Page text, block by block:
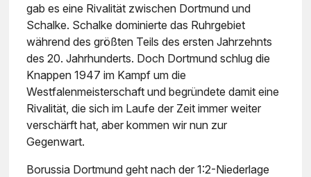
gab es eine Rivalität zwischen Dortmund und
Schalke. Schalke dominierte das Ruhrgebiet
während des größten Teils des ersten Jahrzehnts
des 20. Jahrhunderts. Doch Dortmund schlug die
Knappen 1947 im Kampf um die
Westfalenmeisterschaft und begründete damit eine
Rivalität, die sich im Laufe der Zeit immer weiter
verschärft hat, aber kommen wir nun zur
Gegenwart.
Borussia Dortmund geht nach der 1:2-Niederlage